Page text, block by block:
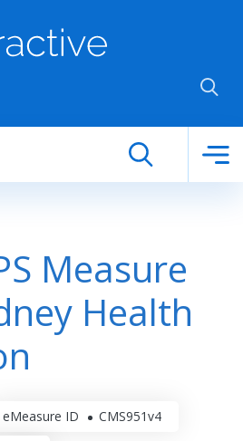
Measure
Health
eMeasure ID CMS951v4